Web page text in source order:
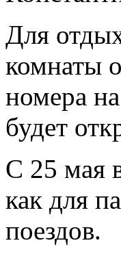
Для
комнаты
номера
будет
С 25 мая
как для
поездов.